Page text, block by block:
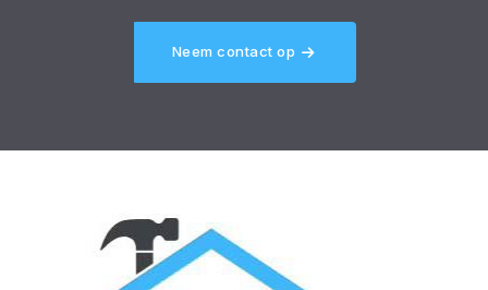
Neem contact op